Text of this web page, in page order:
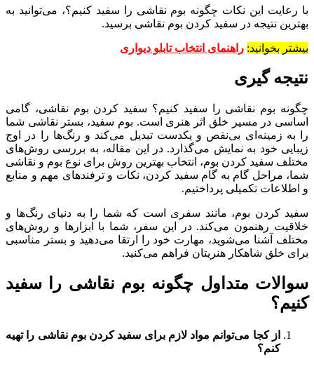
با رعایت این نکات چگونه بوم نقاشی را سفید کنیم؟، می‌توانید به
بهترین نتیجه در سفید کردن بوم نقاشی برسید.
بیشتر بخوانید: راهنمای انتخاب تابلو دیواری
نتیجه گیری
چگونه بوم نقاشی را سفید کنیم؟ سفید کردن بوم نقاشی، گامی
اساسی در مسیر خلق اثر هنری است. بوم سفید، بستر نقاشی شما
را به زمینه‌ای بی‌نقص و یکدست تبدیل می‌کند و رنگ‌ها را در اوج
زیبایی خود به نمایش می‌گذارد. در این مقاله، به بررسی روش‌های
مختلف سفید کردن بوم، انتخاب بهترین روش برای نوع بوم و نقاشی
شما، مراحل گام به گام سفید کردن، نکات و ترفندهای مهم و منابع
و اطلاعات تکمیلی پرداختیم.
سفید کردن بوم، مانند سفری است که شما را به دنیای رنگ‌ها و
خلاقیت رهنمون می‌کند. در این سفر، شما با ابزارها و روش‌های
مختلف آشنا می‌شوید، مهارت خود را ارتقا می‌دهید و بستر مناسبی
برای خلق شاهکار هنریتان فراهم می‌کنید.
سوالات متداول چگونه بوم نقاشی را سفید
کنیم؟
از کجا می‌توانم مواد لازم برای سفید کردن بوم نقاشی را تهیه
کنم؟